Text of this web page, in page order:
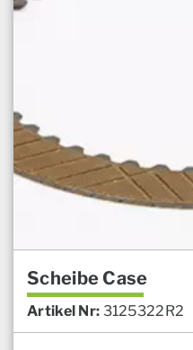
Scheibe Case
Artikel Nr: 3125322R2